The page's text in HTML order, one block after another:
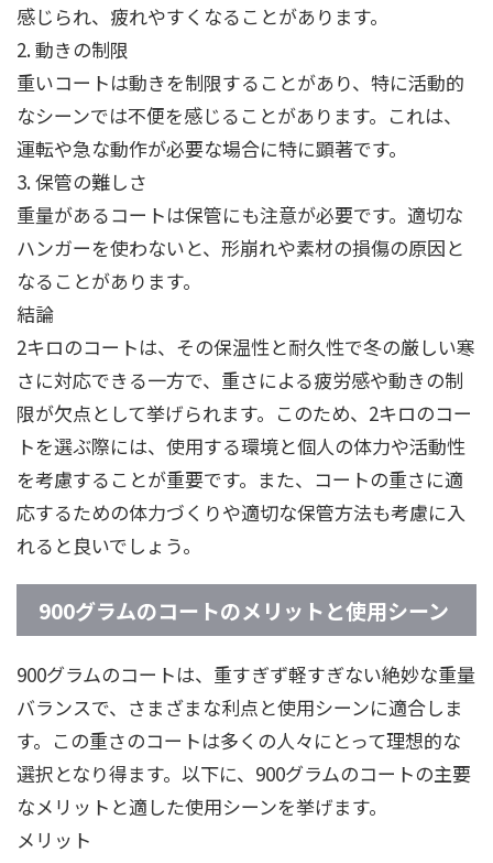
感じられ、疲れやすくなることがあります。
2. 動きの制限
重いコートは動きを制限することがあり、特に活動的
なシーンでは不便を感じることがあります。これは、
運転や急な動作が必要な場合に特に顕著です。
3. 保管の難しさ
重量があるコートは保管にも注意が必要です。適切な
ハンガーを使わないと、形崩れや素材の損傷の原因と
なることがあります。
結論
2キロのコートは、その保温性と耐久性で冬の厳しい寒
さに対応できる一方で、重さによる疲労感や動きの制
限が欠点として挙げられます。このため、2キロのコー
トを選ぶ際には、使用する環境と個人の体力や活動性
を考慮することが重要です。また、コートの重さに適
応するための体力づくりや適切な保管方法も考慮に入
れると良いでしょう。
900グラムのコートのメリットと使用シーン
900グラムのコートは、重すぎず軽すぎない絶妙な重量
バランスで、さまざまな利点と使用シーンに適合しま
す。この重さのコートは多くの人々にとって理想的な
選択となり得ます。以下に、900グラムのコートの主要
なメリットと適した使用シーンを挙げます。
メリット